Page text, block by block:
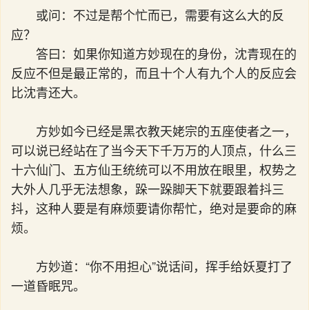
或问：不过是帮个忙而已，需要有这么大的反
应？
答曰：如果你知道方妙现在的身份，沈青现在的
反应不但是最正常的，而且十个人有九个人的反应会
比沈青还大。
方妙如今已经是黑衣教天姥宗的五座使者之一，
可以说已经站在了当今天下千万万的人顶点，什么三
十六仙门、五方仙王统统可以不用放在眼里，权势之
大外人几乎无法想象，跺一跺脚天下就要跟着抖三
抖，这种人要是有麻烦要请你帮忙，绝对是要命的麻
烦。
方妙道：“你不用担心”说话间，挥手给妖夏打了
一道昏眠咒。